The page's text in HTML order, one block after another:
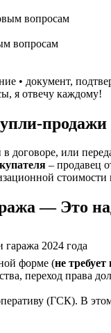
вопросам
• документ,
я отвечу каждому!
договоре, или
– продавец
— Это
2024 года
форме (не
переход права
(ГСК). В